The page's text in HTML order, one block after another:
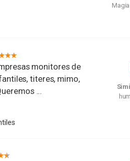
monitores de
titeres, mimo,
...